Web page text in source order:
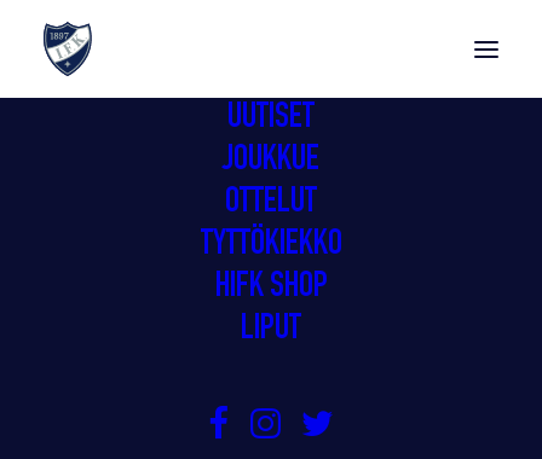
UUTISET
JOUKKUE
OTTELUT
TYTTÖKIEKKO
HIFK SHOP
LIPUT
GIMMOILLE TOINEN PERÄKKÄINEN